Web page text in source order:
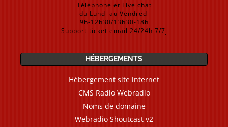
Téléphone et Live chat
du Lundi au Vendredi
9h-12h30/13h30-18h
Support ticket email 24/24h 7/7j
HÉBERGEMENTS
Hébergement site internet
CMS Radio Webradio
Noms de domaine
Webradio Shoutcast v2